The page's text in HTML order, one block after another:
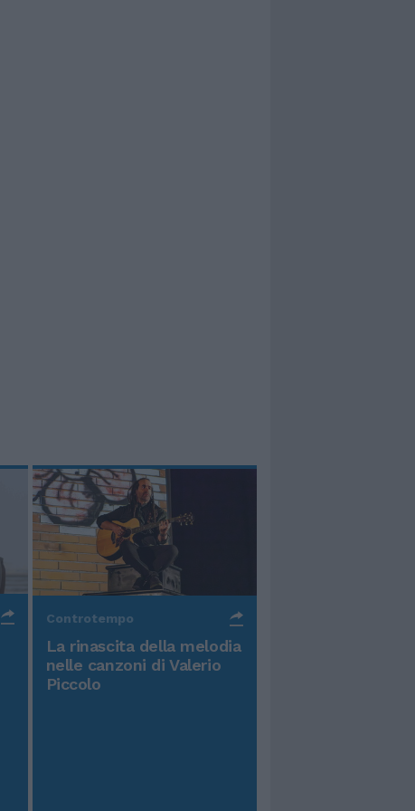
Controtempo
La rinascita della melodia
nelle canzoni di Valerio
Piccolo